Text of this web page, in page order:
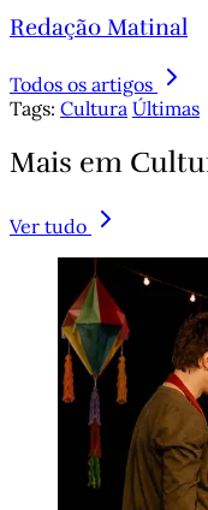
Redação Matinal
Todos os artigos
Tags: Cultura Últimas
Mais em
Ver tudo